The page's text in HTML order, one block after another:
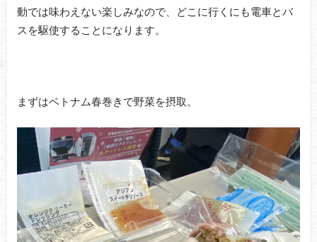
動では味わえない楽しみなので、どこに行くにも電車とバ
スを駆使することになります。
まずはベトナム春巻きで野菜を摂取。